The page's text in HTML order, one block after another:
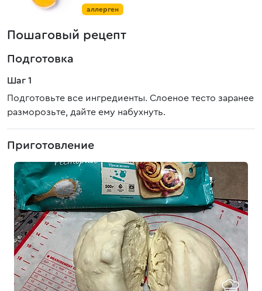
аллерген
Пошаговый рецепт
Подготовка
Шаг 1
Подготовьте все ингредиенты. Слоеное тесто заранее
разморозьте, дайте ему набухнуть.
Приготовление